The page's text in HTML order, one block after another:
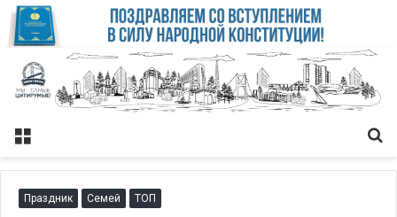
Меню
Праздник Семей ТОП